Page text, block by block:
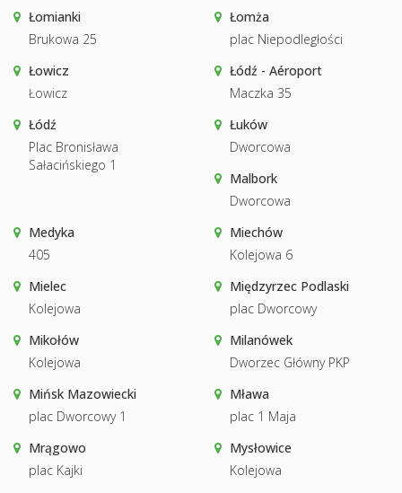
Łomianki
Brukowa 25
Łomża
plac Niepodległości
Łowicz
Łowicz
Łódź - Aéroport
Maczka 35
Łódź
Plac Bronisława
Sałacińskiego 1
Łuków
Dworcowa
Malbork
Dworcowa
Medyka
405
Miechów
Kolejowa 6
Mielec
Kolejowa
Międzyrzec Podlaski
plac Dworcowy
Mikołów
Kolejowa
Milanówek
Dworzec Główny PKP
Mińsk Mazowiecki
plac Dworcowy 1
Mława
plac 1 Maja
Mrągowo
plac Kajki
Mysłowice
Kolejowa